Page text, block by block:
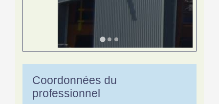
Coordonnées du
professionnel